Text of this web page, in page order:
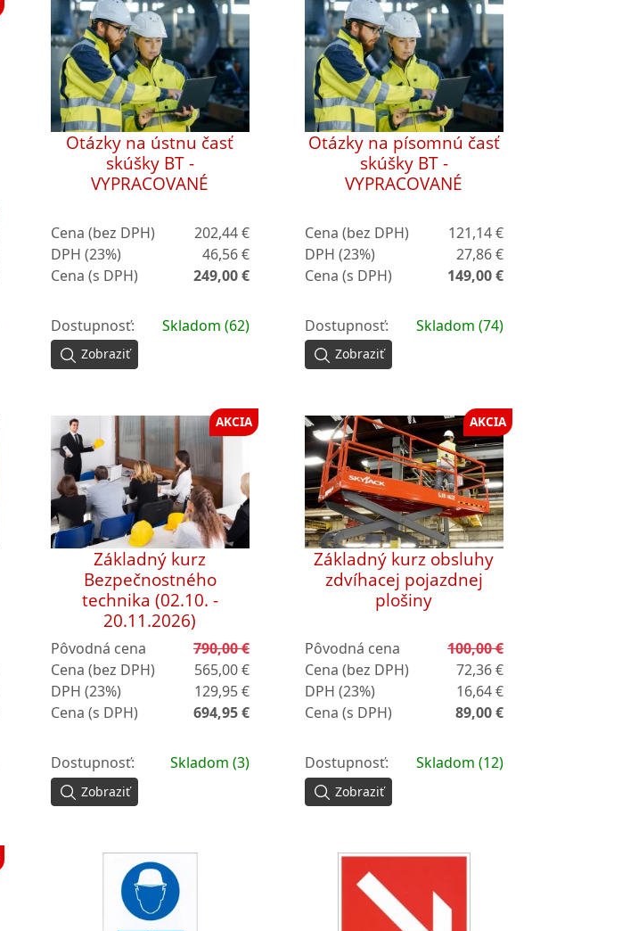
Otázky na ústnu časť
skúšky BT -
VYPRACOVANÉ
Cena (bez DPH)
202,44 €
DPH (23%)
46,56 €
Cena (s DPH)
249,00 €
Dostupnosť: Skladom (62)
Zobraziť
Otázky na písomnú časť
skúšky BT -
VYPRACOVANÉ
Cena (bez DPH)
121,14 €
DPH (23%)
27,86 €
Cena (s DPH)
149,00 €
Dostupnosť: Skladom (74)
Zobraziť
AKCIA
Základný kurz
Bezpečnostného
technika (02.10. -
20.11.2026)
Pôvodná cena
790,00 €
Cena (bez DPH)
565,00 €
DPH (23%)
129,95 €
Cena (s DPH)
694,95 €
Dostupnosť: Skladom (3)
Zobraziť
AKCIA
Základný kurz obsluhy
zdvíhacej pojazdnej
plošiny
Pôvodná cena
100,00 €
Cena (bez DPH)
72,36 €
DPH (23%)
16,64 €
Cena (s DPH)
89,00 €
Dostupnosť: Skladom (12)
Zobraziť